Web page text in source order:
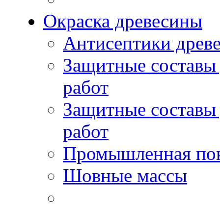
Окраска древесины
Антисептики
Защитные
работ
Защитные
работ
Промышленная
Шовные массы